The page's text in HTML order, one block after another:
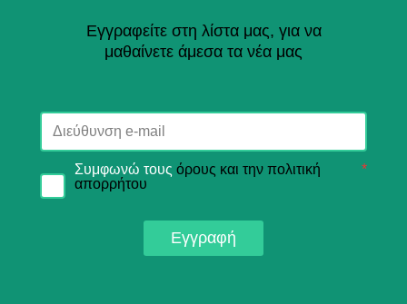
Εγγραφείτε στη λίστα μας, για να
μαθαίνετε άμεσα τα νέα μας
Συμφωνώ τους όρους και την πολιτική
απορρήτου
*
Εγγραφή